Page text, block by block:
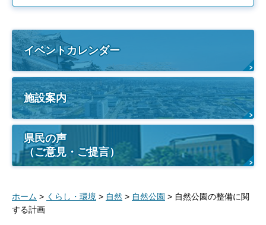
イベントカレンダー
施設案内
県民の声
（ご意見・ご提言）
ホーム > くらし・環境 > 自然 > 自然公園 > 自然公園の整備に関
する計画